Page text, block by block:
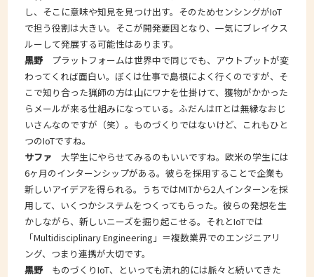
し、そこに意味や知見を見つけ出す。そのためセンシングがIoT
で担う役割は大きい。そこが開発要因となり、一気にブレイクス
ルーして発展する可能性はあります。
黒野 プラットフォームは世界中で同じでも、アウトプットが変
わってくれば面白い。ぼくは仕事で島根によく行くのですが、そ
こで知り合った猟師の方は山にワナを仕掛けて、獲物がかかった
らメールが来る仕組みになっている。ふだんはITとは無縁なおじ
いさんなのですが（笑）。ものづくりではないけど、これもひと
つのIoTですね。
サファ大学生にやらせてみるのもいいですね。欧米の学生には
6ヶ月のインターンシップがある。彼らを採用することで企業も
新しいアイデアを得られる。うちではMITから2人インターンを採
用して、いくつかシステムをつくってもらった。彼らの発想を生
かしながら、新しいニーズを掘り起こせる。それとIoTでは
「Multidisciplinary Engineering」＝複数業界でのエンジニアリ
ング、つまり連携が大切です。
黒野 ものづくりIoT、といっても流れ的には脈々と続いてきた